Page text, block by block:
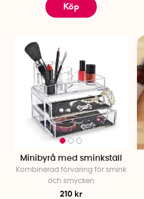
Köp
Minibyrå med sminkställ
Kombinerad förvaring för smink
och smycken
210 kr